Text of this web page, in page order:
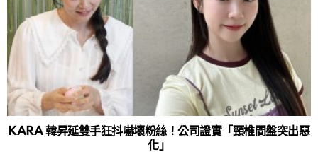
KARA 韓昇延雙手狂抖嚇壞粉絲！公司證實「頸椎間盤突出惡
化」